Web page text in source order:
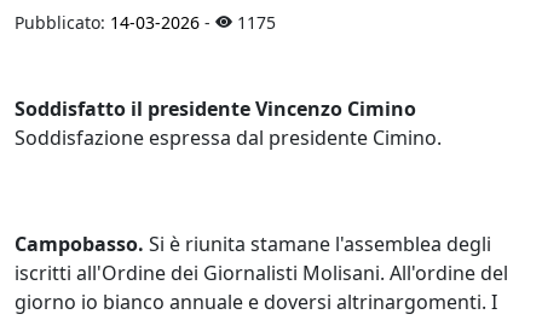
Pubblicato: 14-03-2026 - 1175
Soddisfatto il presidente Vincenzo Cimino
Soddisfazione espressa dal presidente Cimino.
Campobasso. Si è riunita stamane l'assemblea degli
iscritti all'Ordine dei Giornalisti Molisani. All'ordine del
giorno io bianco annuale e doversi altrinargomenti. I